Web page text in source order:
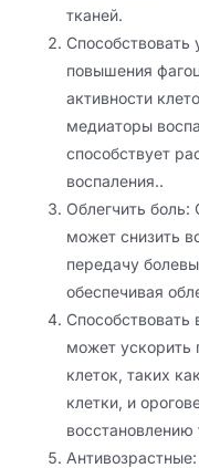
тканей.
Способствовать
повышения
активности
медиаторы
способствует
воспаления..
Облегчить
может снизить
передачу
обеспечивая
может
клеток, таких
клетки, и